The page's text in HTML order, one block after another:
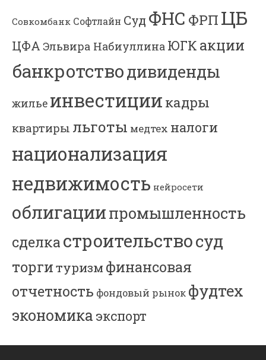
Совкомбанк Софтлайн Суд ФНС ФРП ЦБ
ЦФА Эльвира Набиуллина ЮГК акции
банкротстводивиденды
жилье инвестиции кадры
квартиры льготы медтех налоги
национализация
недвижимость нейросети
облигациипромышленность
сделкастроительствосуд
торгитуризм финансовая
отчетность фондовый рынок фудтех
экономика экспорт